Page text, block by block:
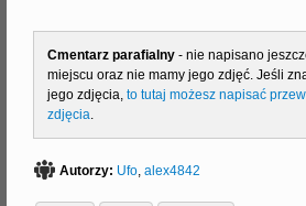
Cmentarz parafialny - nie napisano
miejscu oraz nie mamy jego zdjęć. Jeśli
jego zdjęcia, to tutaj możesz napisać
zdjęcia
Autorzy: Ufo alex4842